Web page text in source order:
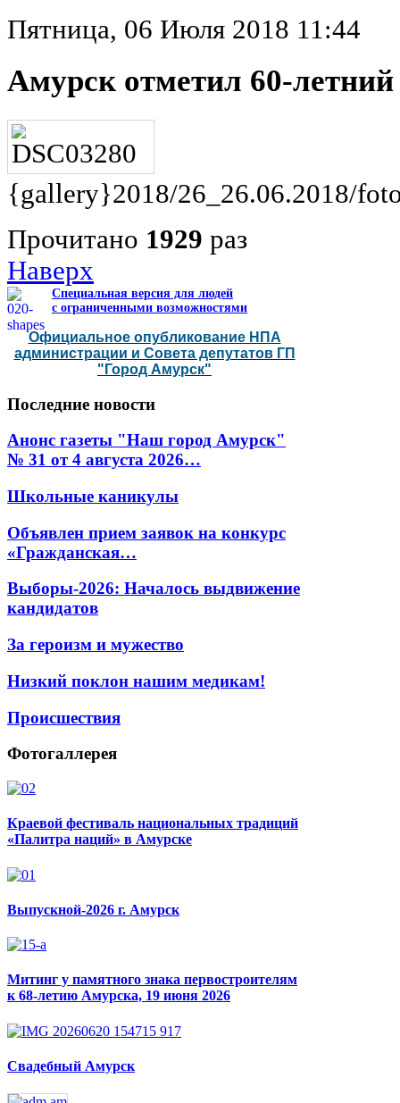
Пятница, 06 Июля 2018 11:44
Амурск отметил 60-
{gallery}2018/26_26.06.2018/
Прочитано 1929 раз
Наверх
Специальная версия для людей
с ограниченными возможностями
Официальное опубликование НПА
администрации и Совета депутатов ГП
"Город Амурск"
Последние новости
Анонс газеты "Наш город Амурск"
№ 31 от 4 августа 2026…
Школьные каникулы
Объявлен прием заявок на конкурс
«Гражданская…
Выборы-2026: Началось выдвижение
кандидатов
За героизм и мужество
Низкий поклон нашим медикам!
Происшествия
Фотогаллерея
Краевой фестиваль национальных традиций
«Палитра наций» в Амурске
Выпускной-2026 г. Амурск
Митинг у памятного знака первостроителям
к 68-летию Амурска, 19 июня 2026
Свадебный Амурск